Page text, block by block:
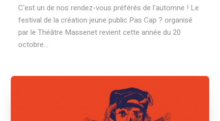
C'est un de nos rendez-vous préférés de l'automne ! Le
festival de la création jeune public Pas Cap ? organisé
par le Théâtre Massenet revient cette année du 20
octobre...